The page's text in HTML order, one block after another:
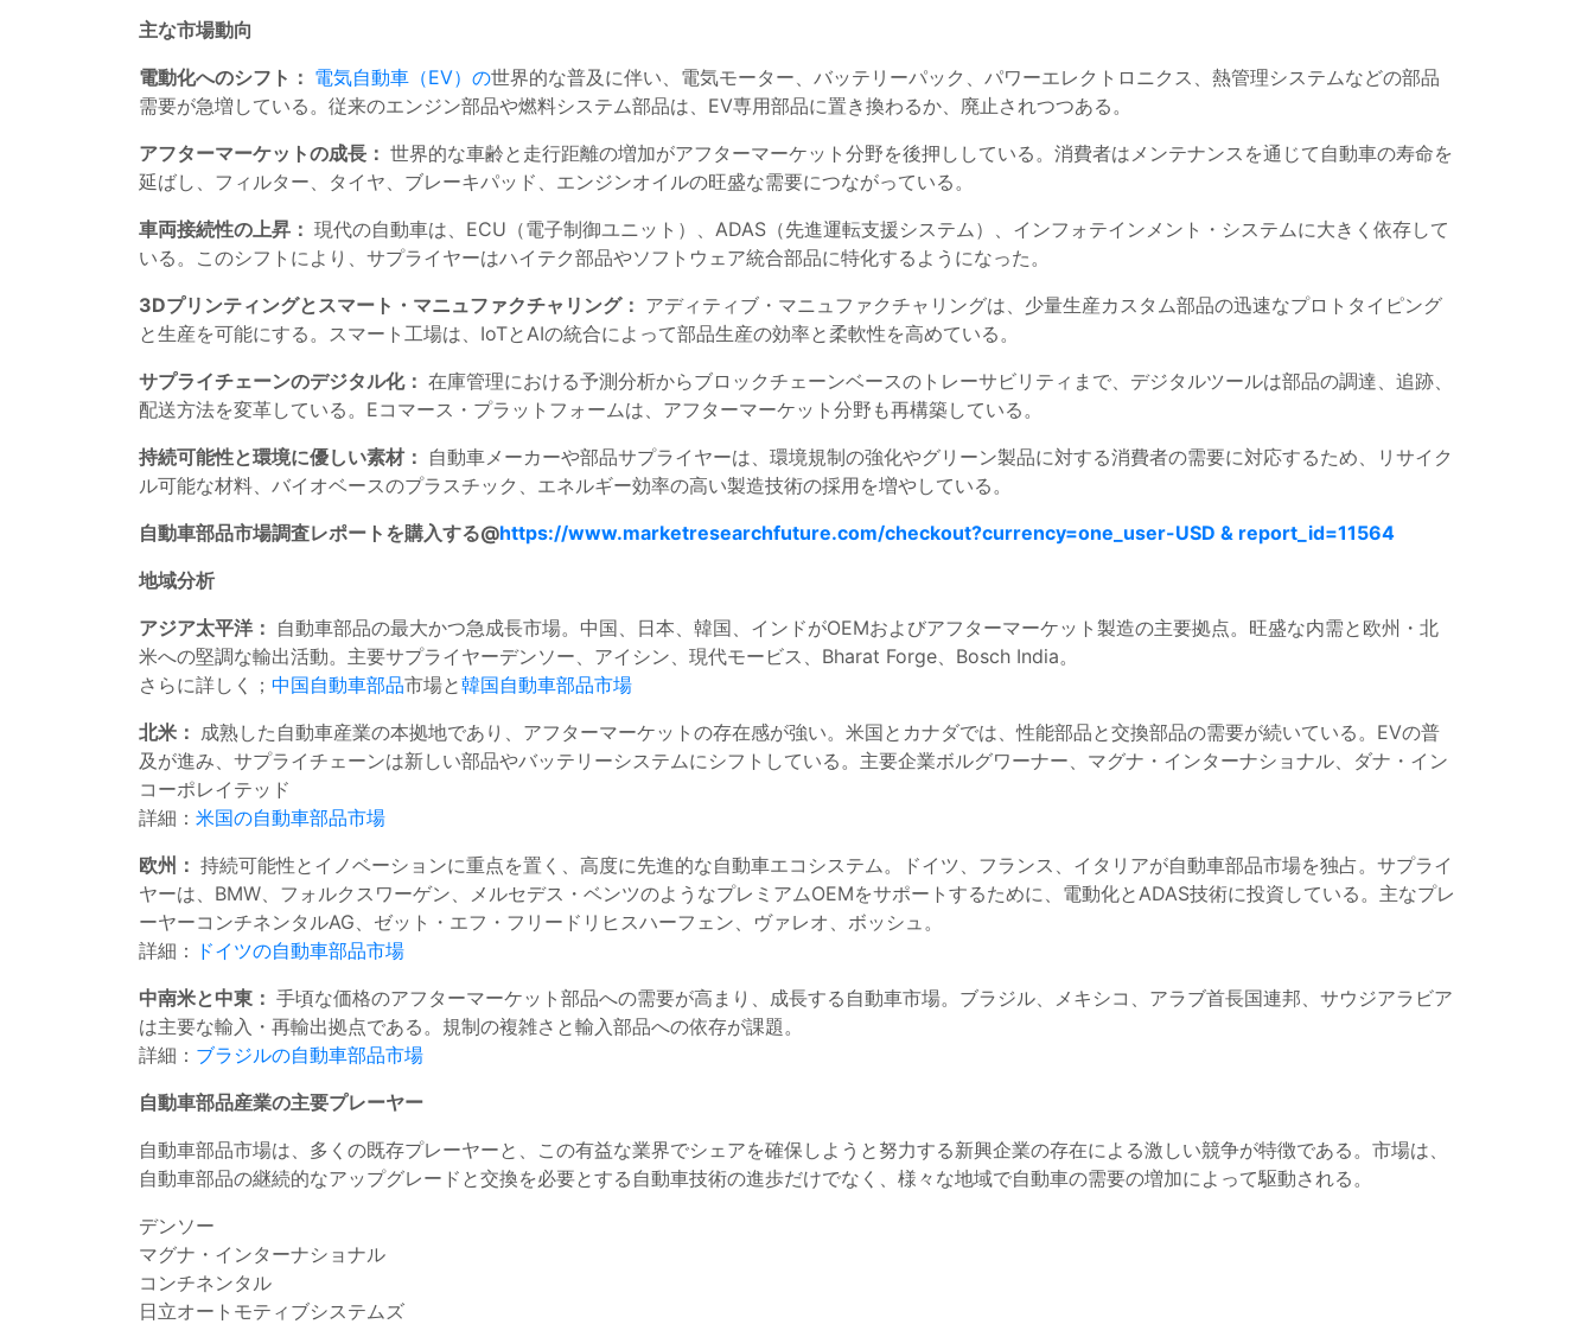
主な市場動向
電動化へのシフト： 電気自動車（EV）の世界的な普及に伴い、電気モーター、バッテリーパック、パワーエレクトロニクス、熱管理システムなどの部品
需要が急増している。従来のエンジン部品や燃料システム部品は、EV専用部品に置き換わるか、廃止されつつある。
アフターマーケットの成長： 世界的な車齢と走行距離の増加がアフターマーケット分野を後押ししている。消費者はメンテナンスを通じて自動車の寿命を
延ばし、フィルター、タイヤ、ブレーキパッド、エンジンオイルの旺盛な需要につながっている。
車両接続性の上昇： 現代の自動車は、ECU（電子制御ユニット）、ADAS（先進運転支援システム）、インフォテインメント・システムに大きく依存して
いる。このシフトにより、サプライヤーはハイテク部品やソフトウェア統合部品に特化するようになった。
3Dプリンティングとスマート・マニュファクチャリング： アディティブ・マニュファクチャリングは、少量生産カスタム部品の迅速なプロトタイピング
と生産を可能にする。スマート工場は、IoTとAIの統合によって部品生産の効率と柔軟性を高めている。
サプライチェーンのデジタル化： 在庫管理における予測分析からブロックチェーンベースのトレーサビリティまで、デジタルツールは部品の調達、追跡、
配送方法を変革している。Eコマース・プラットフォームは、アフターマーケット分野も再構築している。
持続可能性と環境に優しい素材： 自動車メーカーや部品サプライヤーは、環境規制の強化やグリーン製品に対する消費者の需要に対応するため、リサイク
ル可能な材料、バイオベースのプラスチック、エネルギー効率の高い製造技術の採用を増やしている。
自動車部品市場調査レポートを購入する@https://www.marketresearchfuture.com/checkout?currency=one_user-USD & report_id=11564
地域分析
アジア太平洋： 自動車部品の最大かつ急成長市場。中国、日本、韓国、インドがOEMおよびアフターマーケット製造の主要拠点。旺盛な内需と欧州・北
米への堅調な輸出活動。主要サプライヤーデンソー、アイシン、現代モービス、Bharat Forge、Bosch India。
さらに詳しく； 中国自動車部品市場と韓国自動車部品市場
北米： 成熟した自動車産業の本拠地であり、アフターマーケットの存在感が強い。米国とカナダでは、性能部品と交換部品の需要が続いている。EVの普
及が進み、サプライチェーンは新しい部品やバッテリーシステムにシフトしている。主要企業ボルグワーナー、マグナ・インターナショナル、ダナ・イン
コーポレイテッド
詳細： 米国の自動車部品市場
欧州： 持続可能性とイノベーションに重点を置く、高度に先進的な自動車エコシステム。ドイツ、フランス、イタリアが自動車部品市場を独占。サプライ
ヤーは、BMW、フォルクスワーゲン、メルセデス・ベンツのようなプレミアムOEMをサポートするために、電動化とADAS技術に投資している。主なプレ
ーヤーコンチネンタルAG、ゼット・エフ・フリードリヒスハーフェン、ヴァレオ、ボッシュ。
詳細： ドイツの自動車部品市場
中南米と中東： 手頃な価格のアフターマーケット部品への需要が高まり、成長する自動車市場。ブラジル、メキシコ、アラブ首長国連邦、サウジアラビア
は主要な輸入・再輸出拠点である。規制の複雑さと輸入部品への依存が課題。
詳細： ブラジルの自動車部品市場
自動車部品産業の主要プレーヤー
自動車部品市場は、多くの既存プレーヤーと、この有益な業界でシェアを確保しようと努力する新興企業の存在による激しい競争が特徴である。市場は、
自動車部品の継続的なアップグレードと交換を必要とする自動車技術の進歩だけでなく、様々な地域で自動車の需要の増加によって駆動される。
デンソー
マグナ・インターナショナル
コンチネンタル
日立オートモティブシステムズ